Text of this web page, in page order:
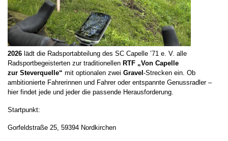
2026 lädt die Radsportabteilung des SC Capelle ’71 e. V. alle
Radsportbegeisterten zur traditionellen RTF „Von Capelle
zur Steverquelle“ mit optionalen zwei Gravel -Strecken ein. Ob
ambitionierte Fahrerinnen und Fahrer oder entspannte Genussradler –
hier findet jede und jeder die passende Herausforderung.
Startpunkt:
Gorfeldstraße 25, 59394 Nordkirchen